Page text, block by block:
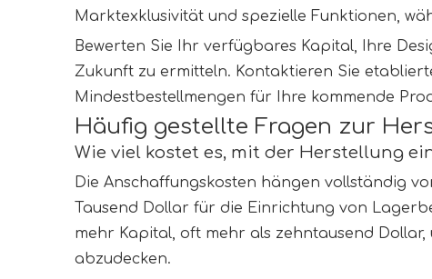
Marktexklusivität und spezielle Funktionen,
Bewerten Sie Ihr verfügbares Kapital, Ihre
Zukunft zu ermitteln. Kontaktieren Sie
Mindestbestellmengen für Ihre kommende
Häufig gestellte Fragen zur
Wie viel kostet es, mit der Herstellung
Die Anschaffungskosten hängen vollständig
Tausend Dollar für die Einrichtung von
mehr Kapital, oft mehr als zehntausend
abzudecken.